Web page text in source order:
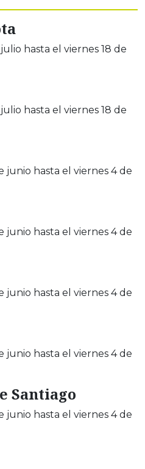
hasta el viernes 18 de
hasta el viernes 18 de
junio hasta el viernes 4 de
junio hasta el viernes 4 de
junio hasta el viernes 4 de
junio hasta el viernes 4 de
Santiago
junio hasta el viernes 4 de